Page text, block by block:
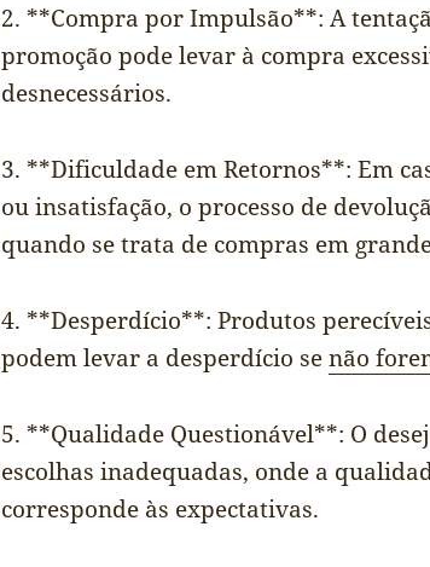
2. **Compra por Impulsão**: A
promoção pode levar à compra
desnecessários.
3. **Dificuldade em Retornos**: Em
ou insatisfação, o processo de
quando se trata de compras em
4. **Desperdício**: Produtos
podem levar a desperdício senão
5. **Qualidade Questionável**: O
escolhas inadequadas, onde a
corresponde às expectativas.